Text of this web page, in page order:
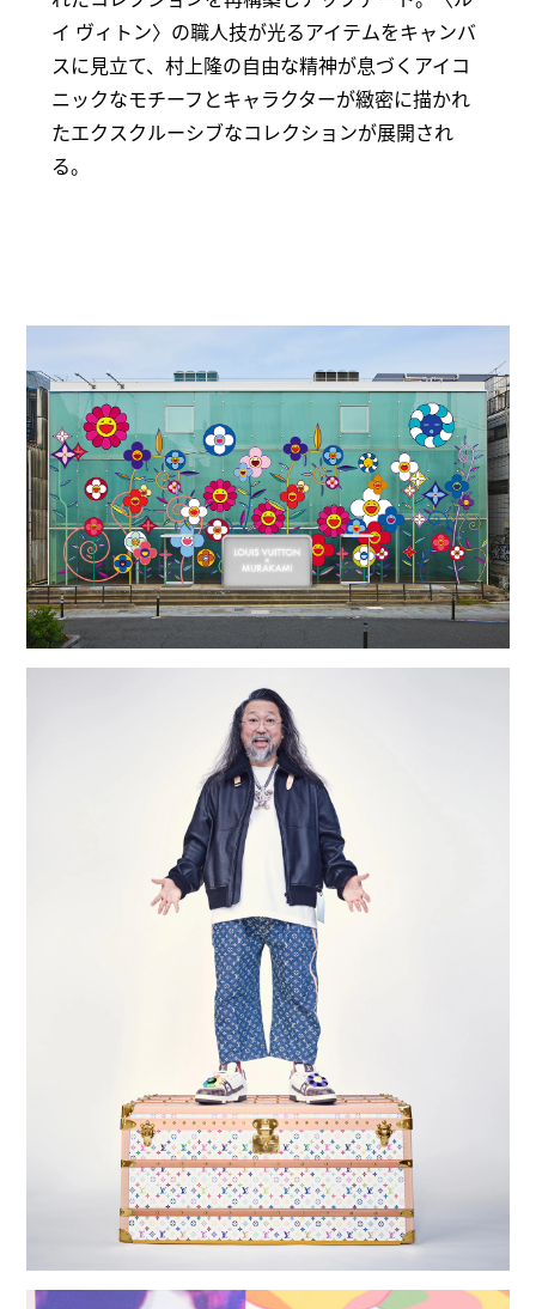
イ ヴィトン〉の職人技が光るアイテムをキャンバ
スに見立て、村上隆の自由な精神が息づくアイコ
ニックなモチーフとキャラクターが緻密に描かれ
たエクスクルーシブなコレクションが展開され
る。